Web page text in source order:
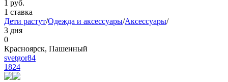
1 руб.
1 ставка
Дети растут/Одежда и аксессуары/Аксессуары/
3 дня
0
Красноярск, Пашенный
svetgor84
1824